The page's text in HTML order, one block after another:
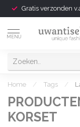
v.a. € 75,-
MENU
Home / Tags /
KORSET